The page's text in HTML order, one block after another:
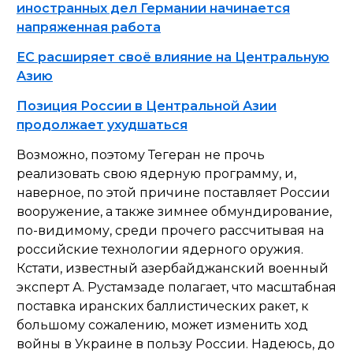
иностранных дел Германии начинается
напряженная работа
ЕС расширяет своё влияние на Центральную
Азию
Позиция России в Центральной Азии
продолжает ухудшаться
Возможно, поэтому Тегеран не прочь
реализовать свою ядерную программу, и,
наверное, по этой причине поставляет России
вооружение, а также зимнее обмундирование,
по-видимому, среди прочего рассчитывая на
российские технологии ядерного оружия.
Кстати, известный азербайджанский военный
эксперт А. Рустамзаде полагает, что масштабная
поставка иранских баллистических ракет, к
большому сожалению, может изменить ход
войны в Украине в пользу России. Надеюсь, до